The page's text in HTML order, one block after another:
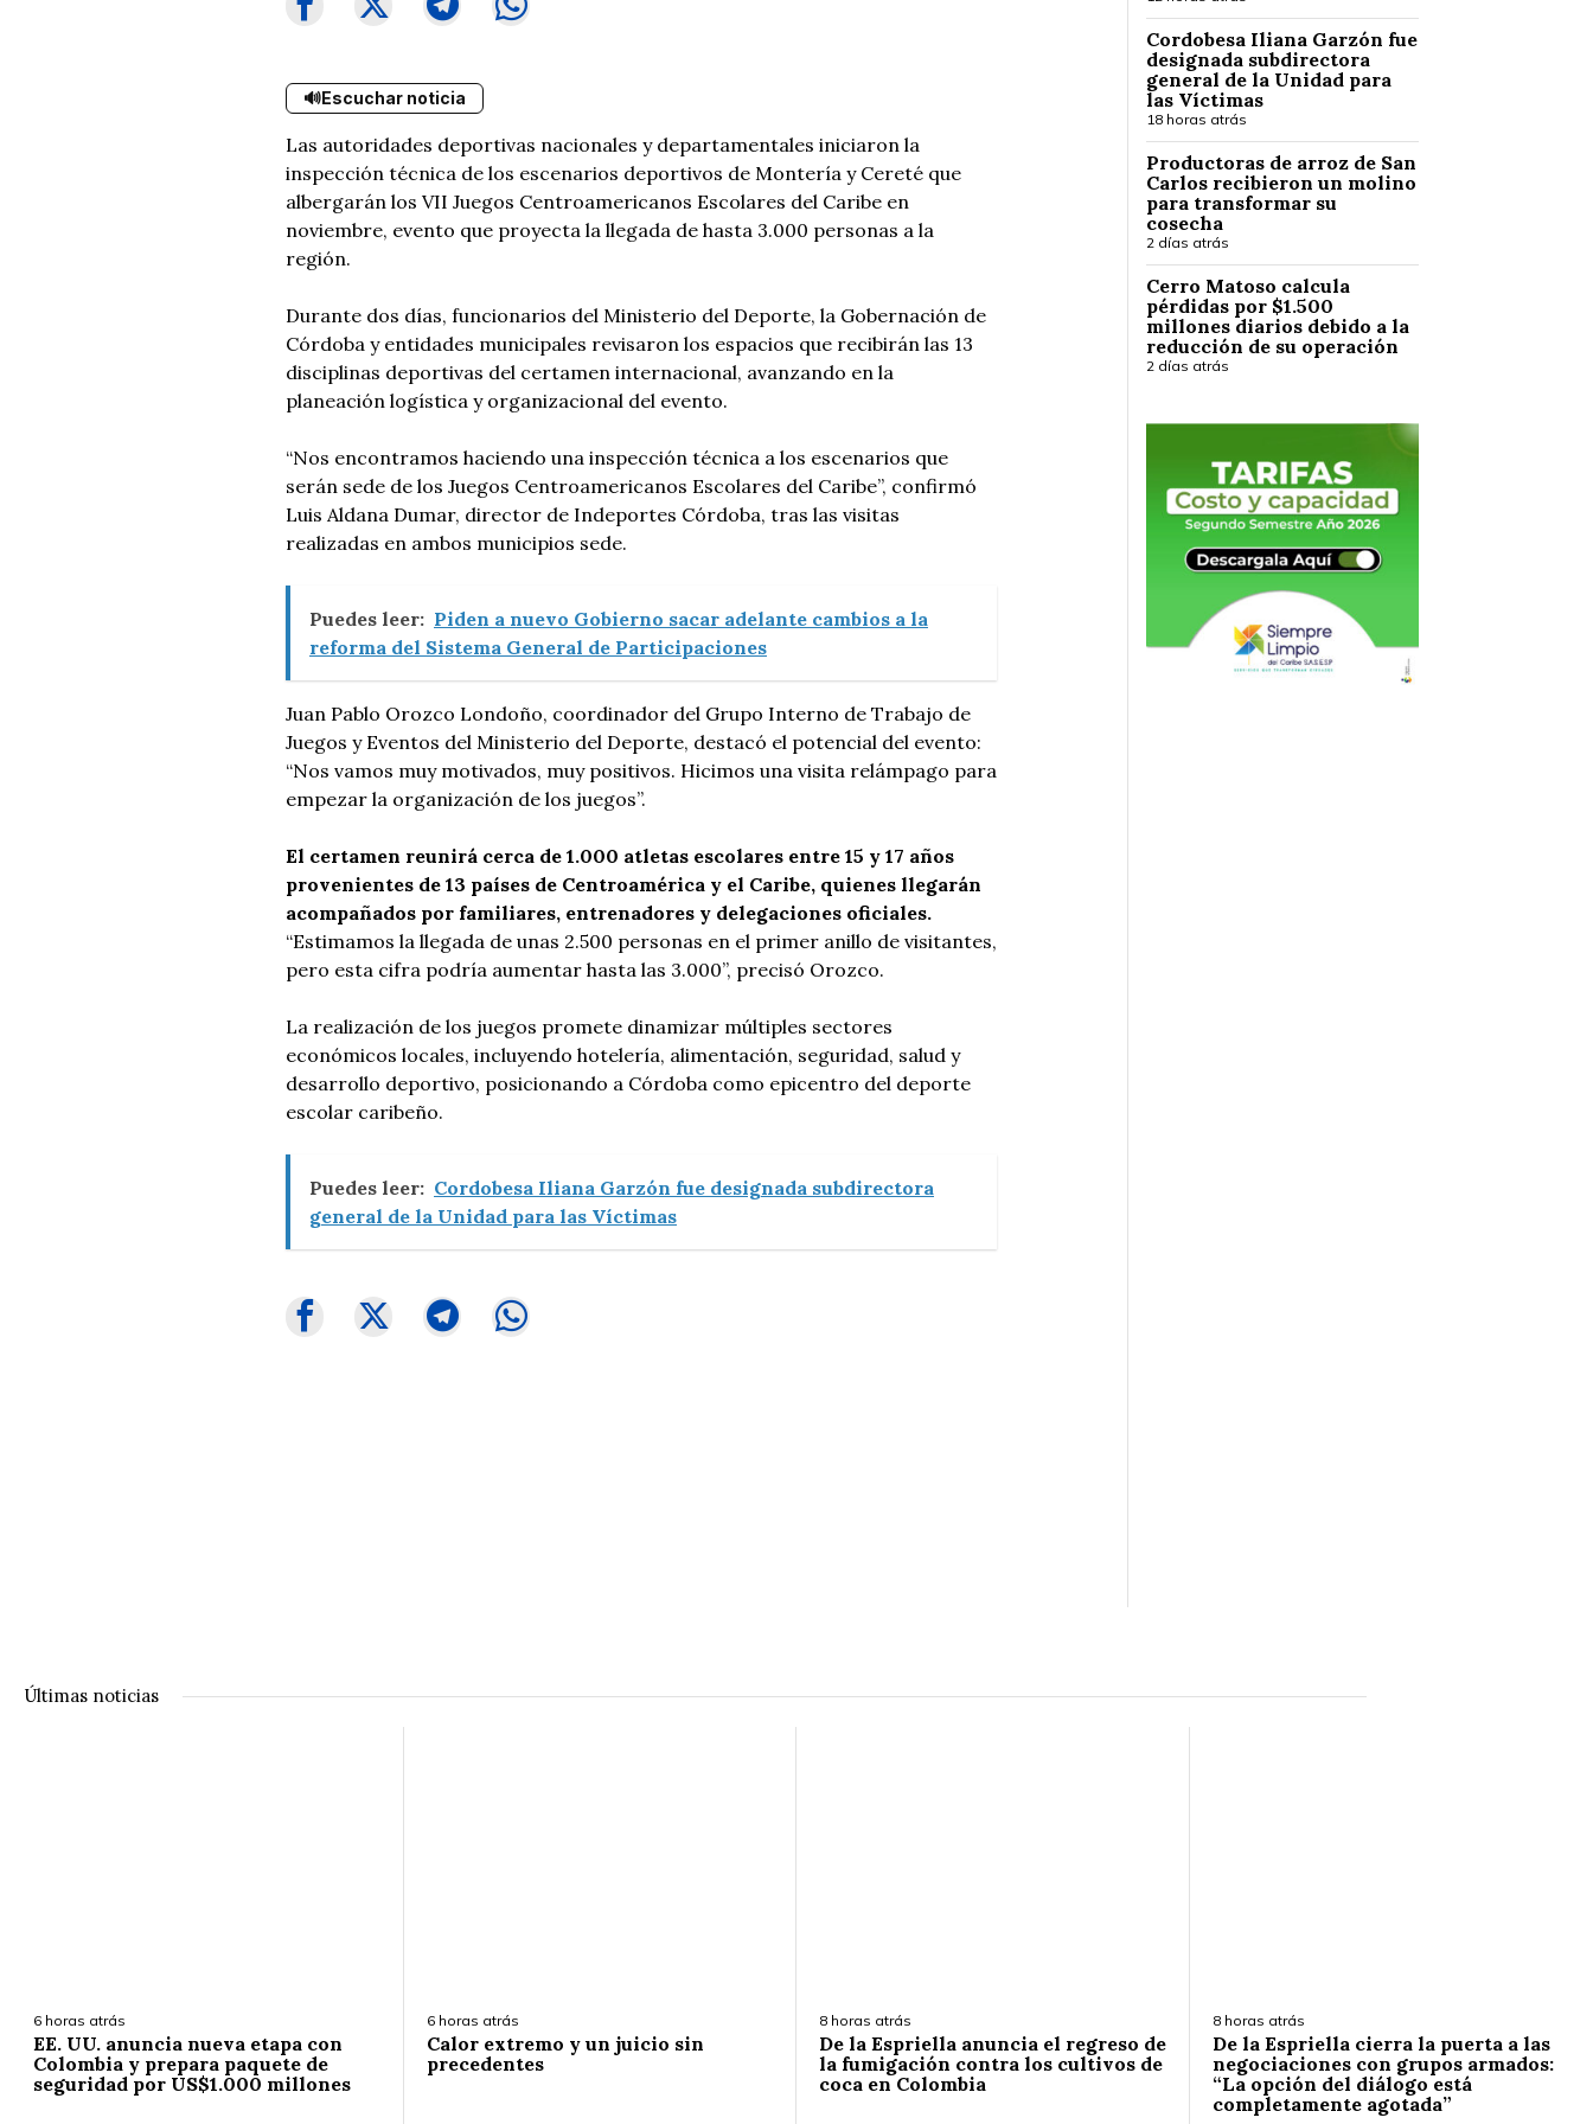
🔊Escuchar noticia
Las autoridades deportivas nacionales y departamentales iniciaron la
inspección técnica de los escenarios deportivos de Montería y Cereté que
albergarán los VII Juegos Centroamericanos Escolares del Caribe en
noviembre, evento que proyecta la llegada de hasta 3.000 personas a la
región.
Durante dos días, funcionarios del Ministerio del Deporte, la Gobernación de
Córdoba y entidades municipales revisaron los espacios que recibirán las 13
disciplinas deportivas del certamen internacional, avanzando en la
planeación logística y organizacional del evento.
“Nos encontramos haciendo una inspección técnica a los escenarios que
serán sede de los Juegos Centroamericanos Escolares del Caribe”, confirmó
Luis Aldana Dumar, director de Indeportes Córdoba, tras las visitas
realizadas en ambos municipios sede.
Puedes leer: Piden a nuevo Gobierno sacar adelante cambios a la
reforma del Sistema General de Participaciones
Juan Pablo Orozco Londoño, coordinador del Grupo Interno de Trabajo de
Juegos y Eventos del Ministerio del Deporte, destacó el potencial del evento:
“Nos vamos muy motivados, muy positivos. Hicimos una visita relámpago para
empezar la organización de los juegos”.
El certamen reunirá cerca de 1.000 atletas escolares entre 15 y 17 años
provenientes de 13 países de Centroamérica y el Caribe, quienes llegarán
acompañados por familiares, entrenadores y delegaciones oficiales.
“Estimamos la llegada de unas 2.500 personas en el primer anillo de visitantes,
pero esta cifra podría aumentar hasta las 3.000”, precisó Orozco.
La realización de los juegos promete dinamizar múltiples sectores
económicos locales, incluyendo hotelería, alimentación, seguridad, salud y
desarrollo deportivo, posicionando a Córdoba como epicentro del deporte
escolar caribeño.
Puedes leer: Cordobesa Iliana Garzón fue designada subdirectora
general de la Unidad para las Víctimas
Cordobesa Iliana Garzón fue
designada subdirectora
general de la Unidad para
las Víctimas
18 horas atrás
Productoras de arroz de San
Carlos recibieron un molino
para transformar su
cosecha
2 días atrás
Cerro Matoso calcula
pérdidas por $1.500
millones diarios debido a la
reducción de su operación
2 días atrás
Últimas noticias
6 horas atrás
EE. UU. anuncia nueva etapa con
Colombia y prepara paquete de
seguridad por US$1.000 millones
6 horas atrás
Calor extremo y un juicio sin
precedentes
8 horas atrás
De la Espriella anuncia el regreso de
la fumigación contra los cultivos de
coca en Colombia
8 horas atrás
De la Espriella cierra la puerta a las
negociaciones con grupos armados:
“La opción del diálogo está
completamente agotada”